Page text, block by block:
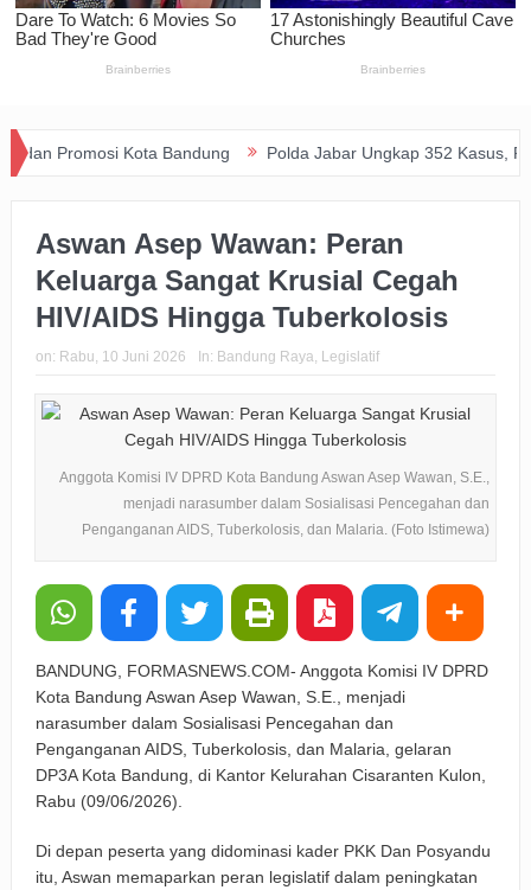
Kota Bandung Polda Jabar Ungkap 352 Kasus, Pemkot
Aswan Asep Wawan: Peran
Keluarga Sangat Krusial Cegah
HIV/AIDS Hingga Tuberkolosis
on: Rabu, 10 Juni 2026 In: Bandung Raya, Legislatif
Anggota Komisi IV DPRD Kota Bandung Aswan Asep Wawan, S.E.,
menjadi narasumber dalam Sosialisasi Pencegahan dan
Penganganan AIDS, Tuberkolosis, dan Malaria. (Foto Istimewa)
BANDUNG, FORMASNEWS.COM- Anggota Komisi IV DPRD
Kota Bandung Aswan Asep Wawan, S.E., menjadi
narasumber dalam Sosialisasi Pencegahan dan
Penganganan AIDS, Tuberkolosis, dan Malaria, gelaran
DP3A Kota Bandung, di Kantor Kelurahan Cisaranten Kulon,
Rabu (09/06/2026).
Di depan peserta yang didominasi kader PKK Dan Posyandu
itu, Aswan memaparkan peran legislatif dalam peningkatan